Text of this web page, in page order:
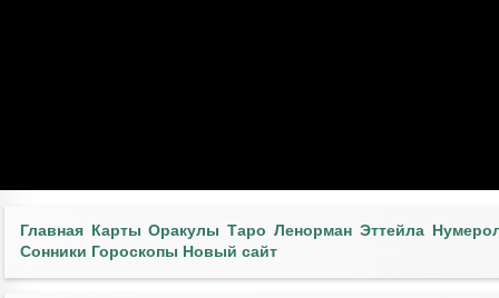
Главная Карты Оракулы Таро Ленорман Эттейла
Сонники Гороскопы Новый сайт